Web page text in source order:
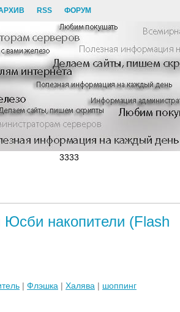
RSS ФОРУМ
3333
накопители (Flash
| Флэшка | Халява | шоппинг